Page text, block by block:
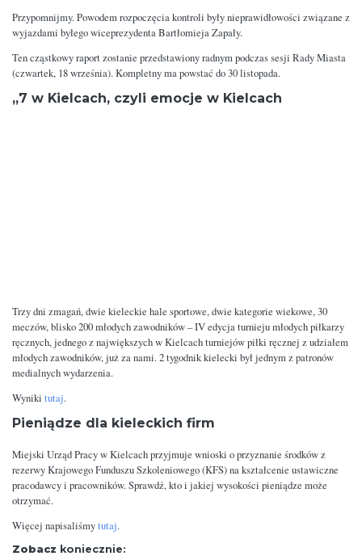
Przypomnijmy. Powodem rozpoczęcia kontroli były nieprawidłowości związane z
wyjazdami byłego wiceprezydenta Bartłomieja Zapały.
Ten cząstkowy raport zostanie przedstawiony radnym podczas sesji Rady Miasta
(czwartek, 18 września). Kompletny ma powstać do 30 listopada.
„7 w Kielcach, czyli emocje w Kielcach
Trzy dni zmagań, dwie kieleckie hale sportowe, dwie kategorie wiekowe, 30
meczów, blisko 200 młodych zawodników – IV edycja turnieju młodych piłkarzy
ręcznych, jednego z największych w Kielcach turniejów piłki ręcznej z udziałem
młodych zawodników, już za nami. 2 tygodnik kielecki był jednym z patronów
medialnych wydarzenia.
Wyniki tutaj.
Pieniądze dla kieleckich firm
Miejski Urząd Pracy w Kielcach przyjmuje wnioski o przyznanie środków z
rezerwy Krajowego Funduszu Szkoleniowego (KFS) na kształcenie ustawiczne
pracodawcy i pracowników. Sprawdź, kto i jakiej wysokości pieniądze może
otrzymać.
Więcej napisaliśmytutaj.
Zobacz koniecznie: